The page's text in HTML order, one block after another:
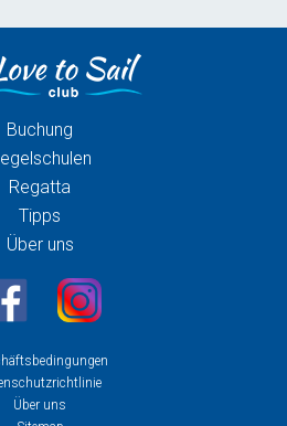
Buchung
Regatta
Tipps
Über uns
Über uns